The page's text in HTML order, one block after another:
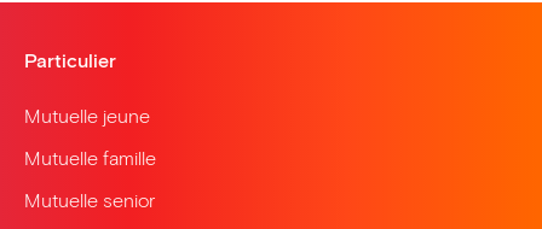
Particulier
Mutuelle jeune
Mutuelle famille
Mutuelle senior